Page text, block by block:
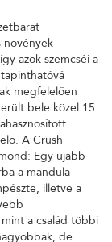
növények
azok szemcséi a
megfelelően
bele közel 15
A Crush
Egy újabb
a mandula
illetve a
a család többi
de